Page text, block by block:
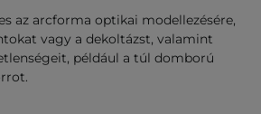
az arcforma optikai modellezésére,
vagy a dekoltázst, valamint
például a túl domború